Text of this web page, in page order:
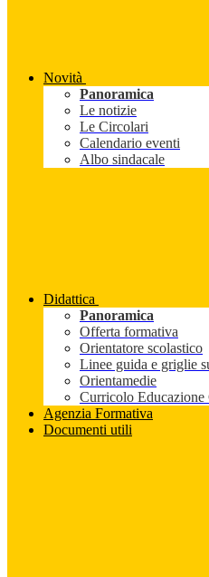
Novità
Panoramica
Le notizie
Le Circolari
Calendario eventi
Albo sindacale
Didattica
Panoramica
Offerta formativa
Orientatore scolastico
Linee guida e griglie
Orientamedie
Curricolo Educazione
Agenzia Formativa
Documenti utili